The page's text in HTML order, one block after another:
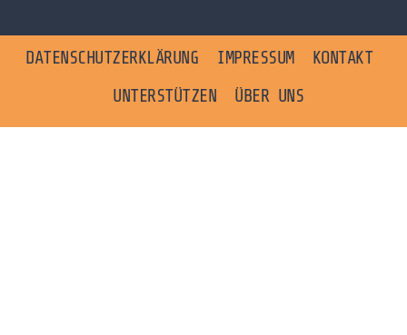
DATENSCHUTZERKLÄRUNG IMPRESSUM
KONTAKT
UNTERSTÜTZEN
ÜBER UNS